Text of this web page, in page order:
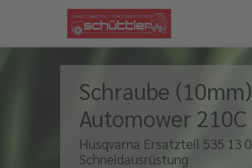
Schraube
Automower 210C
Husqvarna Ersatzteil 535 13
Schneidausrüstung